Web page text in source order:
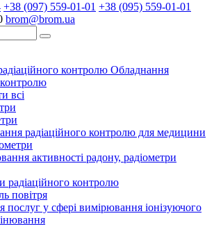
+38 (097) 559-01-01 +38 (095) 559-01-01
brom@brom.ua
контролю Обладнання
контролю
всі
радіаційного контролю для медицини
активності радону, радіометри
радіаційного контролю
повітря
послуг у сфері вимірювання іонізуючого